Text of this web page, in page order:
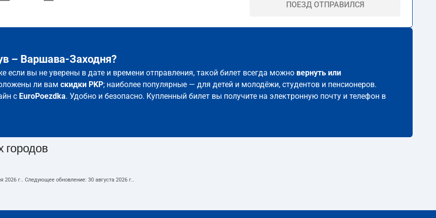
ПОЕЗД ОТПРАВИЛСЯ
– Варшава-Заходня?
если вы не уверены в дате и времени отправления, такой билет всегда можно вернуть или
ли вам скидки PKP; наиболее популярные — для детей и молодёжи, студентов и пенсионеров.
с EuroPoezdka. Удобно и безопасно. Купленный билет вы получите на электронную почту и телефон в
городов
2026 г.. Следующее обновление: 30 августа 2026 г..